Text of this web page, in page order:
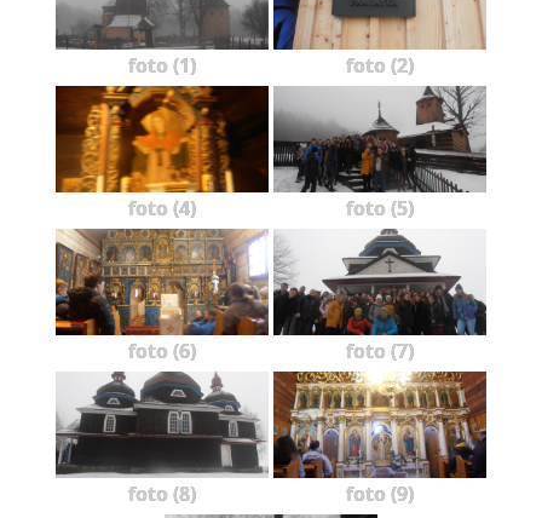
foto (1) foto (2)
foto (4) foto (5)
foto (6) foto (7)
foto (8) foto (9)